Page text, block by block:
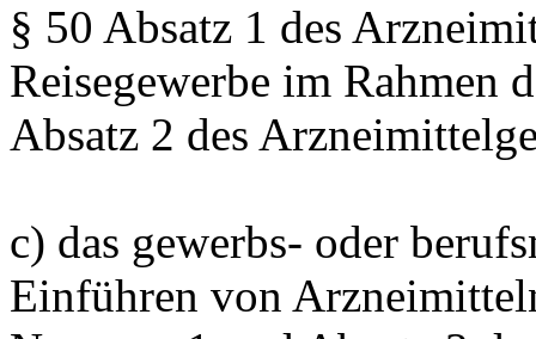
§ 50 Absatz 1 des
Reisegewerbe im Rahmen
Absatz 2 des
c) das gewerbs- oder
Einführen von